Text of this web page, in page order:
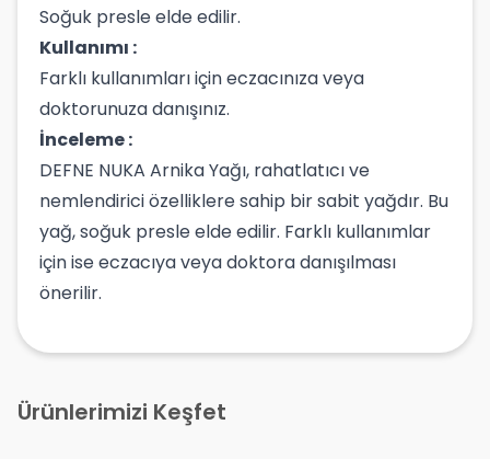
Soğuk presle elde edilir.
Kullanımı :
Farklı kullanımları için eczacınıza veya
doktorunuza danışınız.
İnceleme :
DEFNE NUKA Arnika Yağı, rahatlatıcı ve
nemlendirici özelliklere sahip bir sabit yağdır. Bu
yağ, soğuk presle elde edilir. Farklı kullanımlar
için ise eczacıya veya doktora danışılması
önerilir.
Ürünlerimizi Keşfet